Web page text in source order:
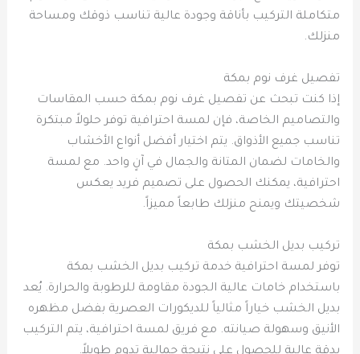
متكاملة التركيب بأناقة وجودة عالية تناسب ذوقك ومساحة
منزلك.
تفصيل غرف نوم بمكة
إذا كنت تبحث عن تفصيل غرف نوم بمكة حسب المقاسات
والتصاميم الخاصة، فإن لمسة احترافية توفر حلولاً مبتكرة
تناسب جميع الأذواق. يتم اختيار أفضل أنواع الأخشاب
والخامات لضمان المتانة والجمال في آنٍ واحد. مع لمسة
احترافية، يمكنك الحصول على تصميم فريد يعكس
شخصيتك ويمنح منزلك طابعاً مميزاً.
تركيب بديل الخشب بمكة
توفر لمسة احترافية خدمة تركيب بديل الخشب بمكة
باستخدام خامات عالية الجودة مقاومة للرطوبة والحرارة. يُعد
بديل الخشب خياراً مثالياً للديكورات العصرية بفضل مظهره
الأنيق وسهولة صيانته. مع فريق لمسة احترافية، يتم التركيب
بدقة عالية للحصول على نتيجة جمالية تدوم طويلاً.